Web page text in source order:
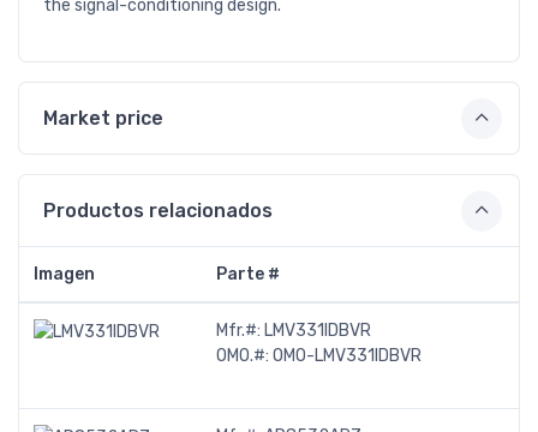
the signal-conditioning design.
Market price
Productos relacionados
Imagen Parte #
Mfr.#: LMV331IDBVR
OMO.#: OMO-LMV331IDBVR